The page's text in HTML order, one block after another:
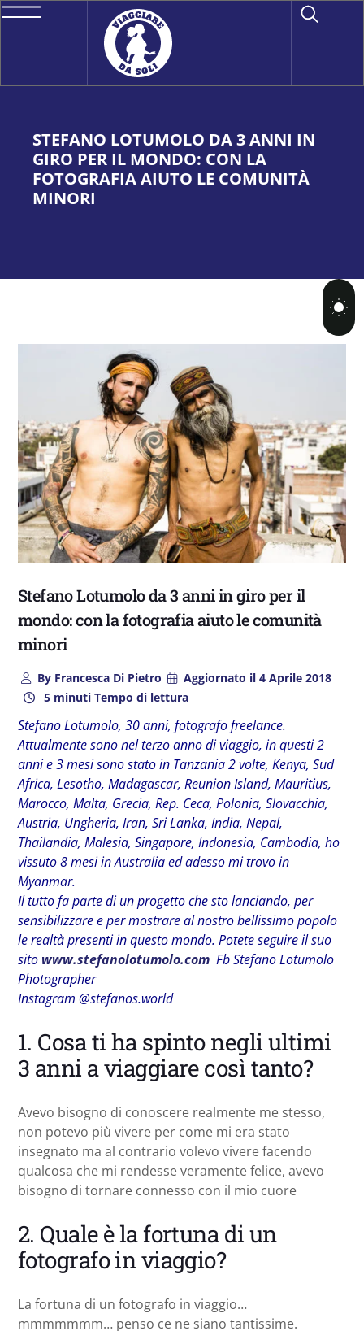
STEFANO LOTUMOLO DA 3 ANNI IN
GIRO PER IL MONDO: CON LA
FOTOGRAFIA AIUTO LE COMUNITÀ
MINORI
Stefano Lotumolo da 3 anni in giro per il
mondo: con la fotografia aiuto le comunità
minori
ByFrancesca Di Pietro Aggiornato il 4 Aprile 2018
5 minuti Tempo di lettura
Stefano Lotumolo, 30 anni, fotografo freelance.
Attualmente sono nel terzo anno di viaggio, in questi 2
anni e 3 mesi sono stato in Tanzania 2 volte, Kenya, Sud
Africa, Lesotho, Madagascar, Reunion Island, Mauritius,
Marocco, Malta, Grecia, Rep. Ceca, Polonia, Slovacchia,
Austria, Ungheria, Iran, Sri Lanka, India, Nepal,
Thailandia, Malesia, Singapore, Indonesia, Cambodia, ho
vissuto 8 mesi in Australia ed adesso mi trovo in
Myanmar.
Il tutto fa parte di un progetto che sto lanciando, per
sensibilizzare e per mostrare al nostro bellissimo popolo
le realtà presenti in questo mondo. Potete seguire il suo
sito www.stefanolotumolo.com Fb Stefano Lotumolo
Photographer
Instagram @stefanos.world
1. Cosa ti ha spinto negli ultimi
3 anni a viaggiare così tanto?
Avevo bisogno di conoscere realmente me stesso,
non potevo più vivere per come mi era stato
insegnato ma al contrario volevo vivere facendo
qualcosa che mi rendesse veramente felice, avevo
bisogno di tornare connesso con il mio cuore
2. Quale è la fortuna di un
fotografo in viaggio?
La fortuna di un fotografo in viaggio…
mmmmmmm… penso ce ne siano tantissime.